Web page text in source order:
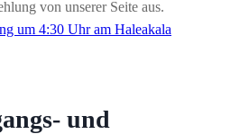
von unserer Seite aus.
und